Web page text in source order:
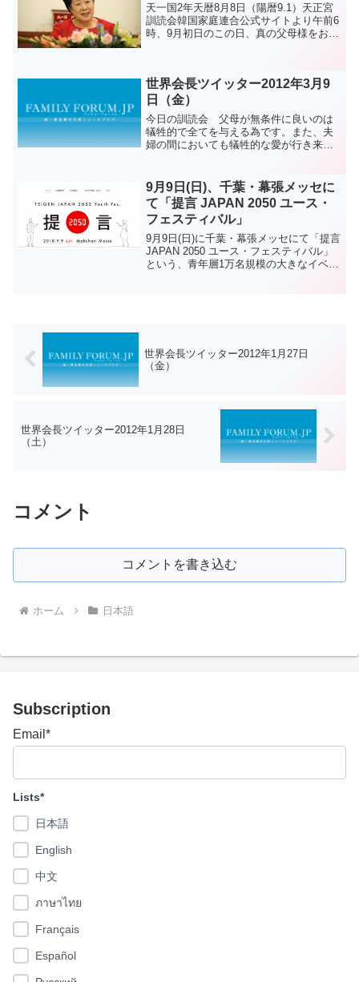
天一国2年天暦8月8日（陽暦9.1）天正宮
訓読会韓国家庭連合公式サイトより午前6
時、9月初日のこの日、真の父母様をお迎
て、天正宮...
世界会長ツイッター2012年3月9
日（金）
今日の訓読会 父母が無条件に良いのは
犠牲的で全てを与える為です。また、夫
婦の間においても犠牲的な愛が行き来す
に至るのです。（1）なぜ私をかわいがっ
てくれないのか だけを...
9月9日(日)、千葉・幕張メッセに
て「提言 JAPAN 2050 ユース・
フェスティバル」
9月9日(日)に千葉・幕張メッセにて「提言
JAPAN 2050 ユース・フェスティバル」
という、青年層1万名規模の大きなイベン
世界会長ツイッター2012年1月27日
（金）
世界会長ツイッター2012年1月28日
（土）
コメント
コメントを書き込む
ホーム 日本語
Subscription
Email*
Lists*
日本語
English
中文
ภาษาไทย
Français
Español